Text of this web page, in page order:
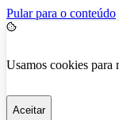
Pular para o conteúdo
Usamos cookies para
Aceitar